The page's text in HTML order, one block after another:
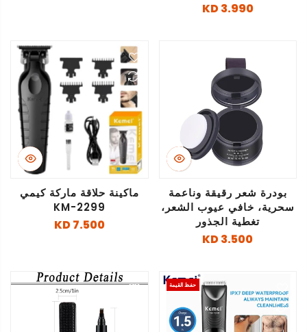
3.990 KD
بودرة شعر رقيقة وناعمة
سحرية، خافي عيوب الشعر،
تغطية الجذور
3.500 KD
ماكينة حلاقة ماركة كيمي
KM-2299
7.500 KD
حفظ القيمة